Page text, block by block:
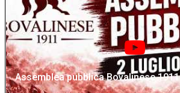
Assemblea pubblica Bovalinese 1911